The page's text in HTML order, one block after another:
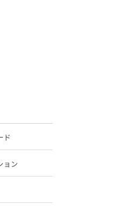
ド
ョン